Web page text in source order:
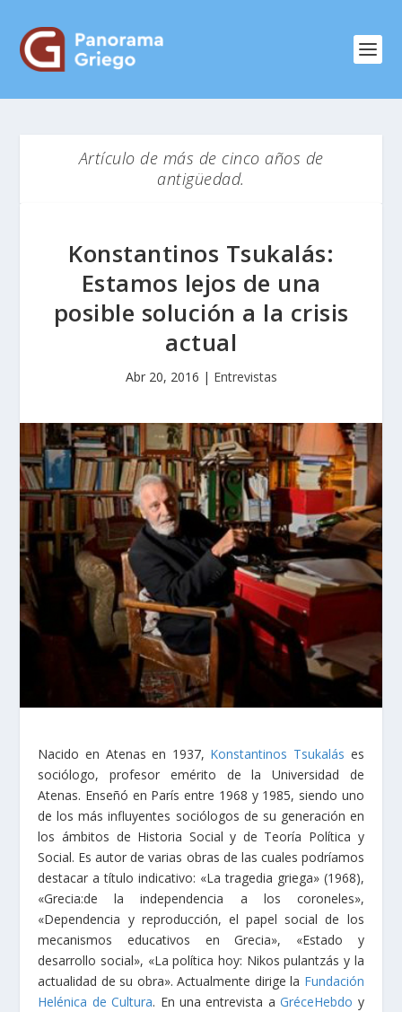
Artículo de más de cinco años de
antigüedad.
Konstantinos Tsukalás:
Estamos lejos de una
posible solución a la crisis
actual
Abr 20, 2016 | Entrevistas
Nacido en Atenas en 1937, Konstantinos Tsukalás es
sociólogo, profesor emérito de la Universidad de
Atenas. Enseñó en París entre 1968 y 1985, siendo uno
de los más influyentes sociólogos de su generación en
los ámbitos de Historia Social y de Teoría Política y
Social. Es autor de varias obras de las cuales podríamos
destacar a título indicativo: «La tragedia griega» (1968),
«Grecia:de la independencia a los coroneles»,
«Dependencia y reproducción, el papel social de los
mecanismos educativos en Grecia», «Estado y
desarrollo social», «La política hoy: Nikos pulantzás y la
actualidad de su obra». Actualmente dirige la Fundación
Helénica de Cultura. En una entrevista aGréceHebdo y